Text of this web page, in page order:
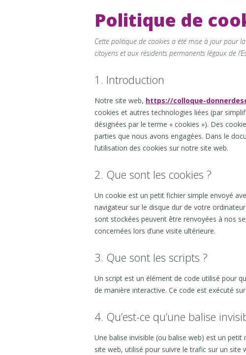
Politique de
Cette politique de cookies a été mise à jour pour
citoyens et aux résidents permanents légaux de
1. Introduction
Notre site web, https://colloque-
cookies et autres technologies liées (par
désignées par le terme « cookies »). Des
parties que nous avons engagées. Dans le
l’utilisation des cookies sur notre site web.
2. Que sont les cookies ?
Un cookie est un petit fichier simple envoyé
navigateur sur le disque dur de votre
sont stockées peuvent être renvoyées à nos
concernées lors d’une visite ultérieure.
3. Que sont les scripts ?
Un script est un élément de code utilisé pour
de manière interactive. Ce code est exécuté
4. Qu’est-ce qu’une balise
Une balise invisible (ou balise web) est un
site web, utilisé pour suivre le trafic sur un site